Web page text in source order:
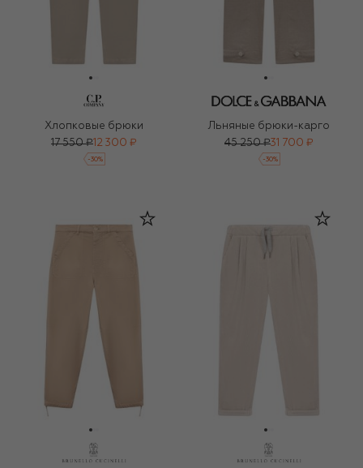
Хлопковые брюки
17 550 ₽ 12 300 ₽
-30%
Льняные брюки-карго
45 250 ₽31 700 ₽
-30%